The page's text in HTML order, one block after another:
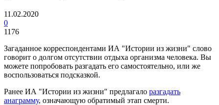
11.02.2020
0
1176
Загаданное корреспондентами ИА "Истории из жизни" слово
говорит о долгом отсутствии отдыха организма человека. Вы
можете попробовать разгадать его самостоятельно, или же
воспользоваться подсказкой.
Ранее ИА "Истории из жизни" предлагало разгадать
анаграмму, означающую обратимый этап смерти.